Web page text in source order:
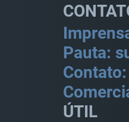
Pauta:
ÚTIL